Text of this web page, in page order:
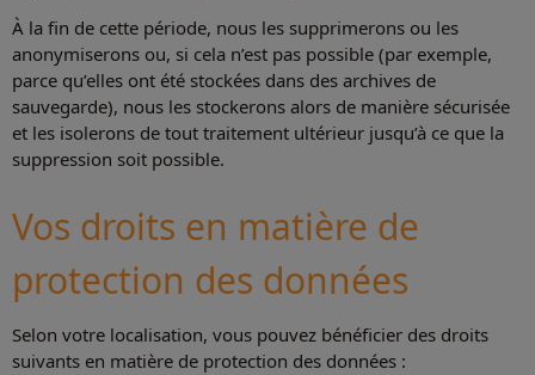
À la fin de cette période, nous les supprimerons ou les
anonymiserons ou, si cela n’est pas possible (par exemple,
parce qu’elles ont été stockées dans des archives de
sauvegarde), nous les stockerons alors de manière sécurisée
et les isolerons de tout traitement ultérieur jusqu’à ce que la
suppression soit possible.
Vos droits en matière de
protection des données
Selon votre localisation, vous pouvez bénéficier des droits
suivants en matière de protection des données :